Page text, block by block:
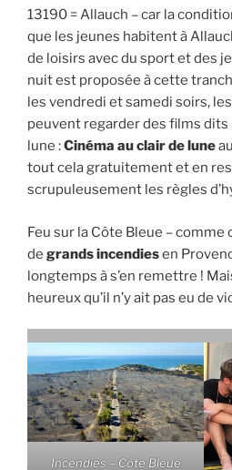
13190 = Allauch – car la
que les jeunes habitent à
de loisirs avec du sport et des
nuit est proposée à cette
les vendredi et samedi soirs,
peuvent regarder des films dits
lune :Cinéma au clair de lune
tout cela gratuitement et en
scrupuleusement les règles
Feu sur la Côte Bleue – comme
de grands incendiesen
longtemps à s’en remettre !
heureux qu’il n’y ait pas eu de
Incendies – Côte Bleue